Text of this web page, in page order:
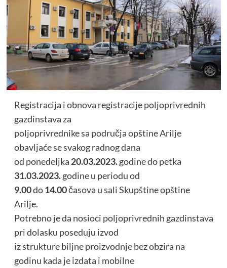
Registracija i obnova registracije poljoprivrednih
gazdinstava za
poljoprivrednike sa područja opštine Arilje
obavljaće se svakog radnog dana
od ponedeljka 20.03.2023.godine do petka
31.03.2023.godine u periodu od
9.00do14.00časova u sali Skupštine opštine
Arilje.
Potrebno je da nosioci poljoprivrednih gazdinstava
pri dolasku poseduju izvod
iz strukture biljne proizvodnje bez obzira na
godinu kada je izdata i mobilne